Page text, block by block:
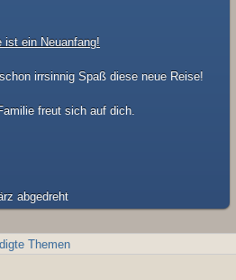
ist ein Neuanfang!
irrsinnig Spaß diese neue Reise!
freut sich auf dich.
abgedreht
Themen